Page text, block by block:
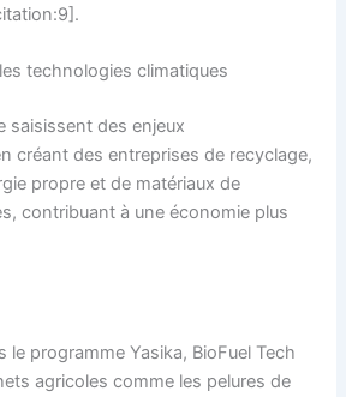
technologies climatiques
saisissent des enjeux
créant des entreprises de recyclage,
propre et de matériaux de
contribuant à une économie plus
le programme Yasika, BioFuel Tech
agricoles comme les pelures de